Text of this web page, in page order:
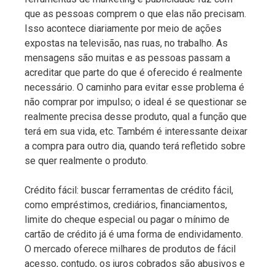
que as pessoas comprem o que elas não precisam.
Isso acontece diariamente por meio de ações
expostas na televisão, nas ruas, no trabalho. As
mensagens são muitas e as pessoas passam a
acreditar que parte do que é oferecido é realmente
necessário. O caminho para evitar esse problema é
não comprar por impulso; o ideal é se questionar se
realmente precisa desse produto, qual a função que
terá em sua vida, etc. Também é interessante deixar
a compra para outro dia, quando terá refletido sobre
se quer realmente o produto.
Crédito fácil: buscar ferramentas de crédito fácil,
como empréstimos, crediários, financiamentos,
limite do cheque especial ou pagar o mínimo de
cartão de crédito já é uma forma de endividamento.
O mercado oferece milhares de produtos de fácil
acesso, contudo, os juros cobrados são abusivos e